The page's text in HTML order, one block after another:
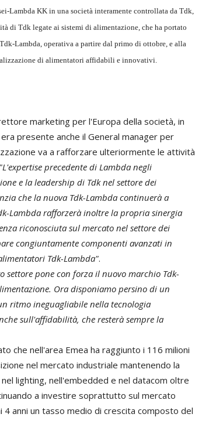
Lambda KK in una società interamente controllata da Tdk,
di Tdk legate ai sistemi di alimentazione, che ha portato
Lambda, operativa a partire dal primo di ottobre, e alla
di alimentatori affidabili e innovativi.
marketing per l'Europa della società, in
presente anche il General manager per
va a rafforzare ulteriormente le attività
"L'expertise precedente di Lambda negli
e la leadership di Tdk nel settore dei
che la nuova Tdk-Lambda continuerà a
Lambda rafforzerà inoltre la propria sinergia
riconosciuta sul mercato nel settore dei
congiuntamente componenti avanzati in
Tdk-Lambda".
settore pone con forza il nuovo marchio Tdk-
Ora disponiamo persino di un
ritmo ineguagliabile nella tecnologia
sull'affidabilità, che resterà sempre la
che nell'area Emea ha raggiunto i 116 milioni
nel mercato industriale mantenendo la
lighting, nell'embedded e nel datacom oltre
a investire soprattutto sul mercato
anni un tasso medio di crescita composto del